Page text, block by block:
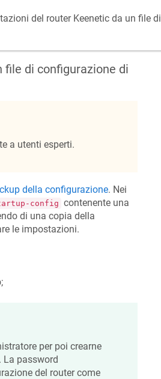
del router Keeneticda un file di
file di configurazione di
a utenti esperti.
della configurazione. Nei
config
contenente una
di una copia della
le impostazioni.
per poi crearne
La password
del router come